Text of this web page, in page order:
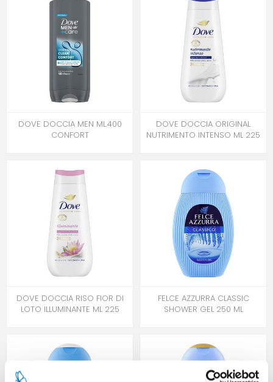
DOVE DOCCIA MEN ML.400
CONFORT
DOVE DOCCIA ORIGINAL
NUTRIMENTO INTENSO ML 225
DOVE DOCCIA RISO FIOR DI
LOTO ILLUMINANTE ML 225
FELCE AZZURRA CLASSIC
SHOWER GEL 250 ML